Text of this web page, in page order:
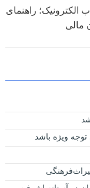
راهنمای
مالی
ویژه باشد